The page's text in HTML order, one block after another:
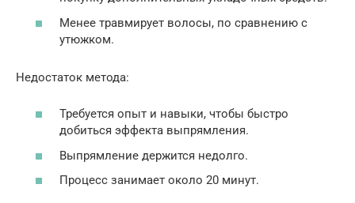
Менее травмирует волосы, по сравнению с
утюжком.
Недостаток метода:
Требуется опыт и навыки, чтобы быстро
добиться эффекта выпрямления.
Выпрямление держится недолго.
Процесс занимает около 20 минут.